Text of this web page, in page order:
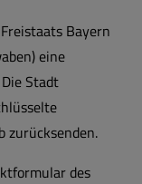
Bayern
eine
Stadt
zurücksenden.
des